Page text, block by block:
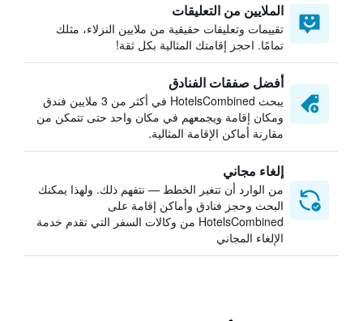
الملايين من التعليقات
تقييمات وتعليقات حقيقية من ملايين النزلاء، مثلك
تمامًا. احجز إقامتك المثالية بكل ثقة!
أفضل صفقات الفنادق
يبحث HotelsCombined في أكثر من 3 ملايين فندق
ومكان إقامة ويجمعهم في مكان واحد حتى تتمكن من
مقارنة أماكن الإقامة المثالية.
إلغاء مجاني
من الوارد أن تتغير الخطط — نتفهم ذلك. ولهذا يمكنك
البحث وحجز فنادق وأماكن إقامة على
HotelsCombined من وكالات السفر التي تقدم خدمة
الإلغاء المجاني